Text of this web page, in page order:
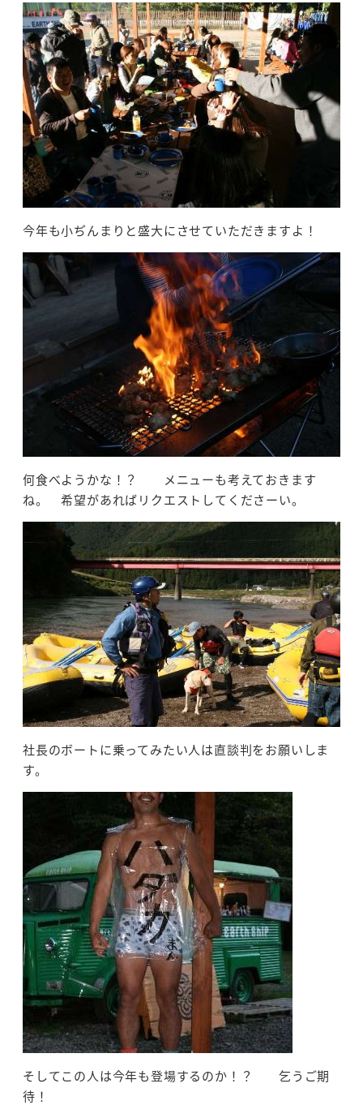
今年も小ぢんまりと盛大にさせていただきますよ！
何食べようかな！？ メニューも考えておきます
ね。 希望があればリクエストしてくださーい。
社長のボートに乗ってみたい人は直談判をお願いしま
す。
そしてこの人は今年も登場するのか！？ 乞うご期
待！